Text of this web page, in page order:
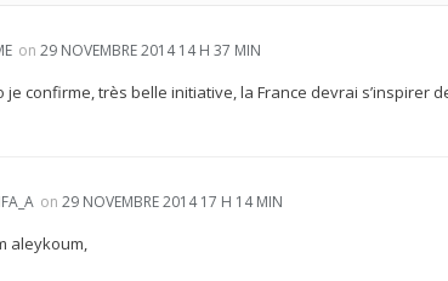
on 29 NOVEMBRE 2014 14 H 37 MIN
je confirme, très belle initiative, la France devrai s’inspirer
on 29 NOVEMBRE 2014 17 H 14 MIN
aleykoum,